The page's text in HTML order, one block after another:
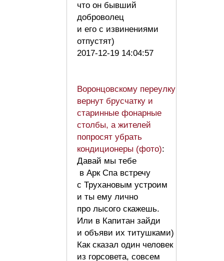
что он бывший
доброволец
и его с извинениями
отпустят)
2017-12-19 14:04:57
Воронцовскому переулку
вернут брусчатку и
старинные фонарные
столбы, а жителей
попросят убрать
кондиционеры (фото):
Давай мы тебе
в Арк Спа встречу
с Трухановым устроим
и ты ему лично
про лысого скажешь.
Или в Капитан зайди
и объяви их титушками)
Как сказал один человек
из горсовета, совсем